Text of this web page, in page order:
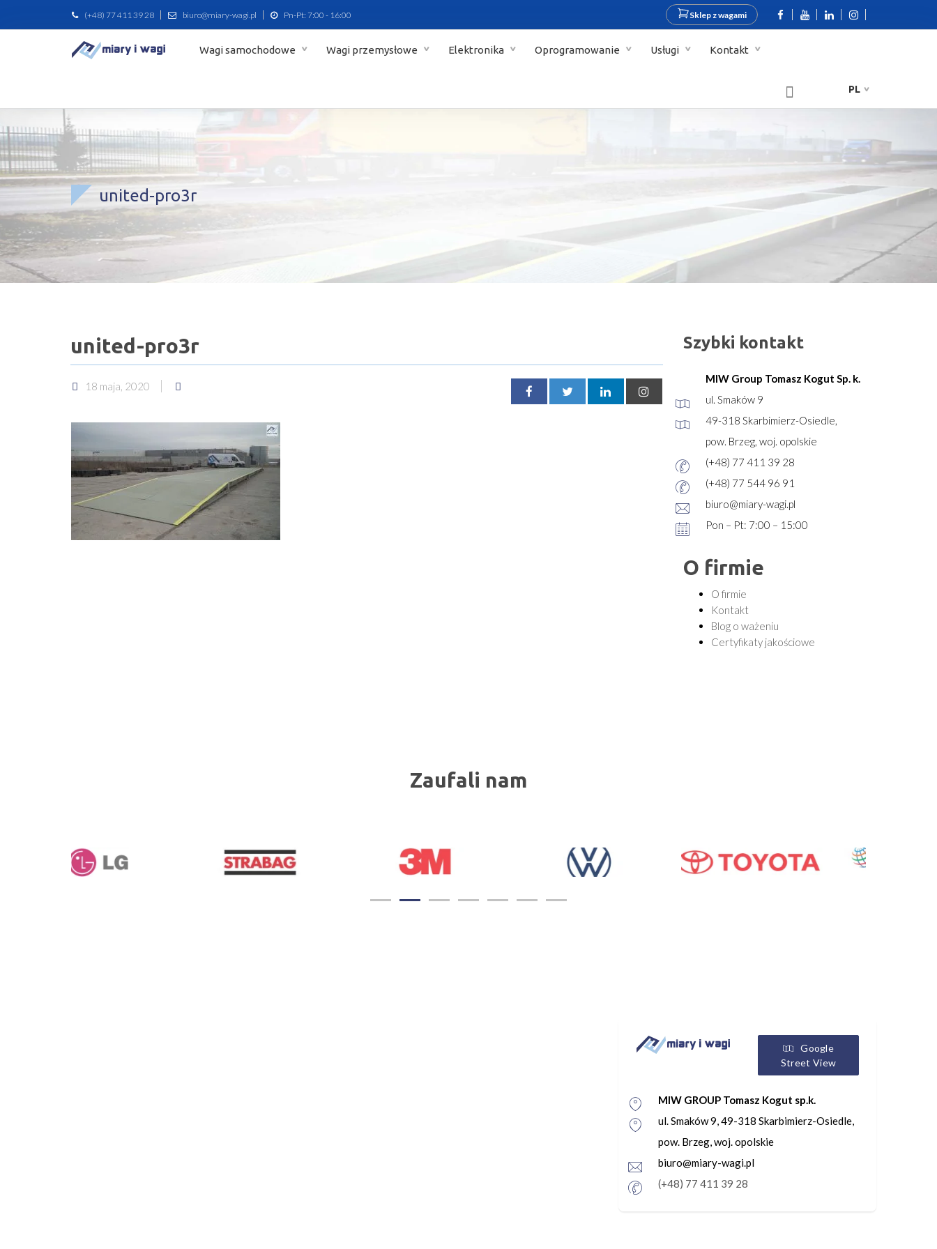
(+48) 77 411 39 28 biuro@miary-wagi.pl Pn-Pt: 7:00 - 16:00 Sklep z wagami
Wagi samochodowe Wagi przemysłowe Elektronika Oprogramowanie Usługi Kontakt
PL
united-pro3r
united-pro3r
18 maja, 2020
Szybki kontakt
MIW Group Tomasz Kogut Sp. k.
ul. Smaków 9
49-318 Skarbimierz-Osiedle,
pow. Brzeg, woj. opolskie
(+48) 77 411 39 28
(+48) 77 544 96 91
biuro@miary-wagi.pl
Pon – Pt: 7:00 – 15:00
O firmie
O firmie
Kontakt
Blog o ważeniu
Certyfikaty jakościowe
Zaufali nam
Google
Street View
MIW GROUP Tomasz Kogut sp.k.
ul. Smaków 9, 49-318 Skarbimierz-Osiedle,
pow. Brzeg, woj. opolskie
biuro@miary-wagi.pl
(+48) 77 411 39 28